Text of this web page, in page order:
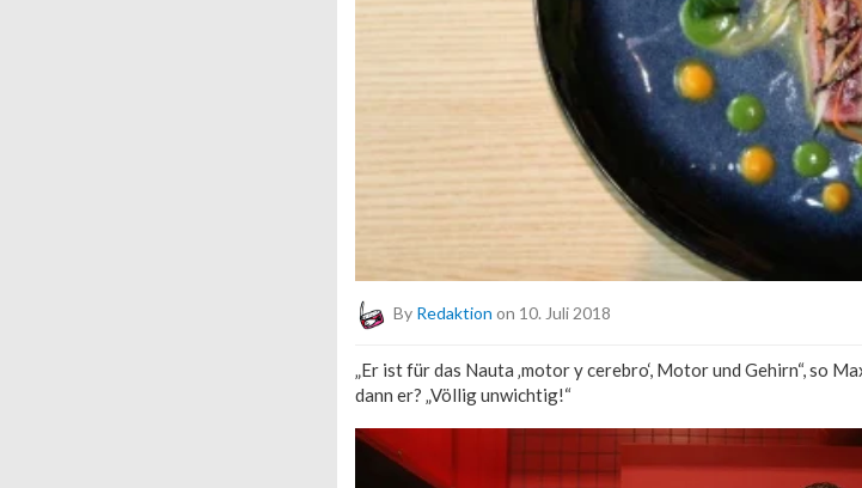
By Redaktion on 10. Juli 2018
„Er ist für das Nauta ‚motor y cerebro‘, Motor und Gehirn“, so
dann er? „Völlig unwichtig!“